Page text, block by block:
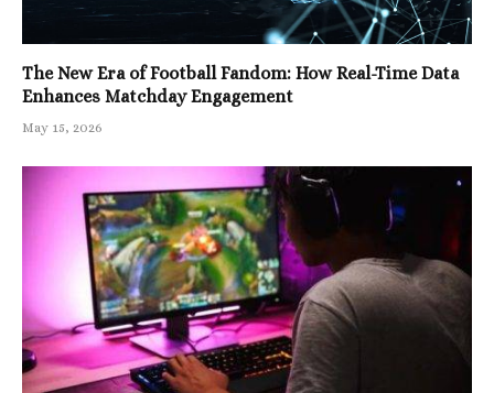
The New Era of Football Fandom: How Real-Time Data
Enhances Matchday Engagement
May 15, 2026